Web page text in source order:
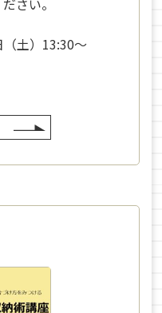
さい。
土）13:30〜